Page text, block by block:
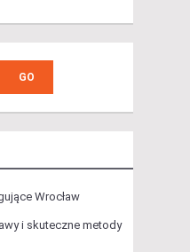
Wrocław
i skuteczne metody